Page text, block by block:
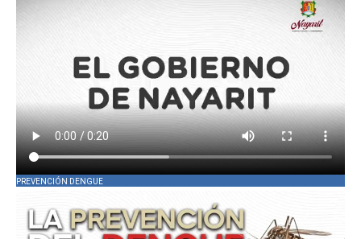
PREVENCIÓN DENGUE